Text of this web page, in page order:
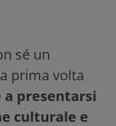
sé un
prima volta
a presentarsi
culturale e